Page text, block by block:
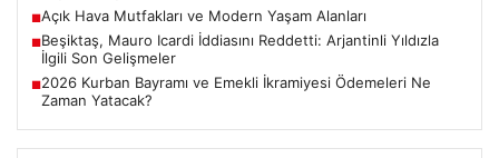
■Açık Hava Mutfakları ve Modern Yaşam Alanları
■Beşiktaş, Mauro Icardi İddiasını Reddetti: Arjantinli Yıldızla
İlgili Son Gelişmeler
■2026 Kurban Bayramı ve Emekli İkramiyesi Ödemeleri Ne
Zaman Yatacak?